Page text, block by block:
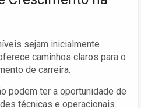
sejam inicialmente
caminhos claros para o
de carreira.
podem ter a oportunidade de
técnicas e operacionais.